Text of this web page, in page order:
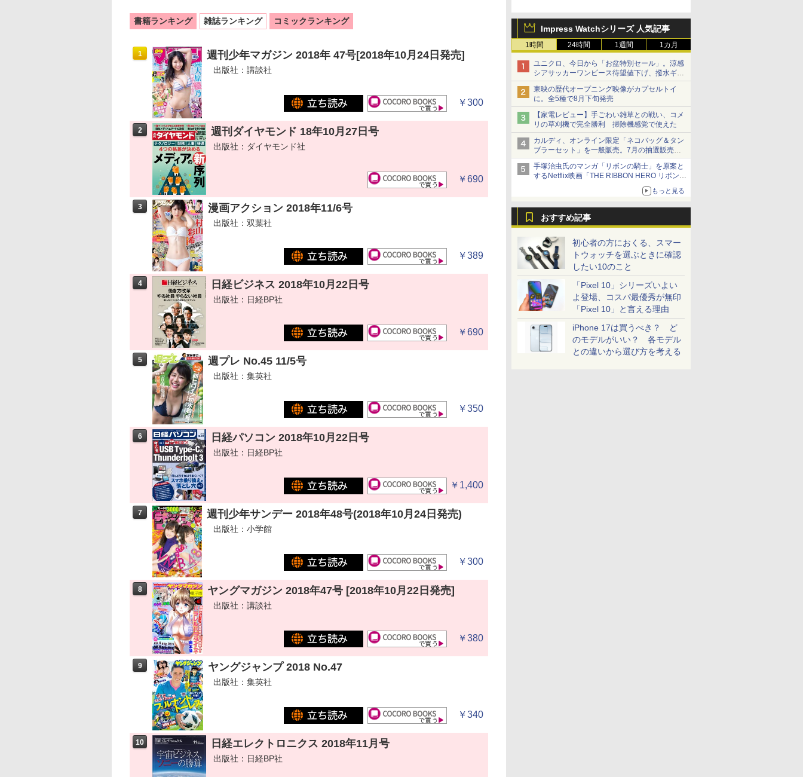
Impress Watchシリーズ 人気記事
1時間 24時間 1週間 1カ月
ユニクロ、今日から「お盆特別セール」。涼感
シアサッカーワンピース待望値下げ、撥水ギア
ショーツは1990円に
東映の歴代オープニング映像がカプセルトイ
に。全5種で8月下旬発売
【家電レビュー】手ごわい雑草との戦い、コメ
リの草刈機で完全勝利 掃除機感覚で使えた
カルディ、オンライン限定「ネコバッグ＆タン
ブラーセット」を一般販売。7月の抽選販売の
当選無効分
手塚治虫氏のマンガ「リボンの騎士」を原案と
するNetflix映画「THE RIBBON HERO リボンヒ
もっと見る
おすすめ記事
初心者の方におくる、スマー
トウォッチを選ぶときに確認
したい10のこと
「Pixel 10」シリーズいよい
よ登場、コスパ最優秀が無印
「Pixel 10」と言える理由
iPhone 17は買うべき？ ど
のモデルがいい？ 各モデル
との違いから選び方を考える
書籍ランキング 雑誌ランキング コミックランキング
1 週刊少年マガジン 2018年 47号[2018年10月24日発売]
出版社：講談社
￥300
2 週刊ダイヤモンド 18年10月27日号
出版社：ダイヤモンド社
￥690
3 漫画アクション 2018年11/6号
出版社：双葉社
￥389
4 日経ビジネス 2018年10月22日号
出版社：日経BP社
￥690
5 週プレ No.45 11/5号
出版社：集英社
￥350
6 日経パソコン 2018年10月22日号
出版社：日経BP社
￥1,400
7 週刊少年サンデー 2018年48号(2018年10月24日発売)
出版社：小学館
￥300
8 ヤングマガジン 2018年47号 [2018年10月22日発売]
出版社：講談社
￥380
9 ヤングジャンプ 2018 No.47
出版社：集英社
￥340
10 日経エレクトロニクス 2018年11月号
出版社：日経BP社